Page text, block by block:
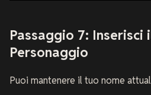
Passaggio 7: Inserisci
Personaggio
Puoi mantenere il tuo nome